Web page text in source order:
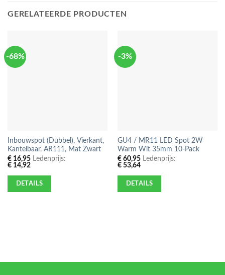
GERELATEERDE PRODUCTEN
-68%
Inbouwspot (Dubbel), Vierkant,
Kantelbaar, AR111, Mat Zwart
€16,95Ledenprijs:
€14,92
DETAILS
-3%
GU4 / MR11 LED Spot 2W
Warm Wit 35mm 10-Pack
€60,95Ledenprijs:
€53,64
DETAILS